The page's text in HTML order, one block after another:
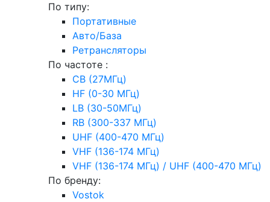
По типу:
Портативные
Авто/База
Ретрансляторы
По частоте :
CB (27МГц)
HF (0-30 МГц)
LB (30-50МГц)
RB (300-337 МГц)
UHF (400-470 МГц)
VHF (136-174 МГц)
VHF (136-174 МГц) / UHF (400-470 МГц)
По бренду:
Vostok